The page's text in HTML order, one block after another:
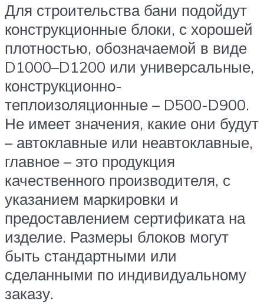
Для строительства бани подойдут
конструкционные блоки, с хорошей
плотностью, обозначаемой в виде
D1000–D1200 или универсальные,
конструкционно-
теплоизоляционные – D500-D900.
Не имеет значения, какие они будут
– автоклавные или неавтоклавные,
главное – это продукция
качественного производителя, с
указанием маркировки и
предоставлением сертификата на
изделие. Размеры блоков могут
быть стандартными или
сделанными по индивидуальному
заказу.